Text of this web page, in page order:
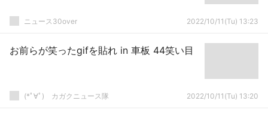
ニュース30over 2022/10/11(Tu) 13:23
お前らが笑ったgifを貼れ in 車板 44笑い目
(*ﾟ∀ﾟ)ゞカガクニュース隊 2022/10/11(Tu) 13:20